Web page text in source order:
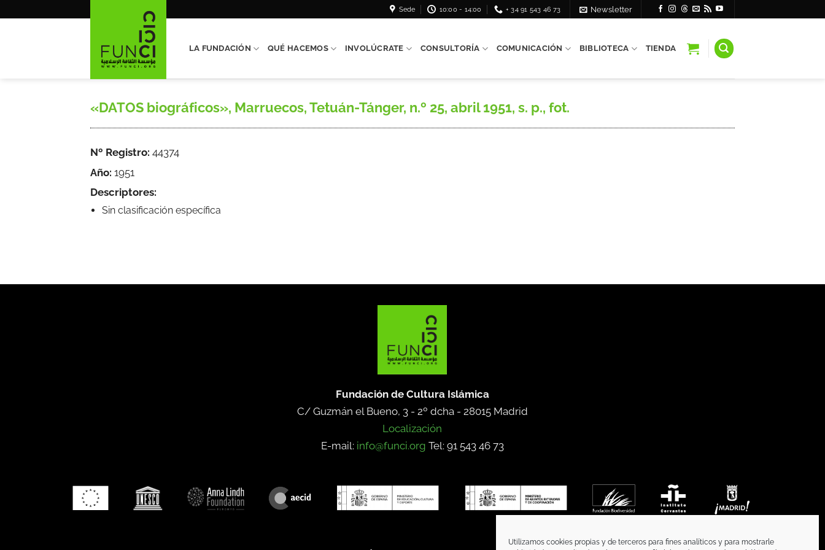
Utilizamos cookies propias y de terceros para fines analíticos y para mostrarle
Sede 10:00 - 14:00 + 34 91 543 46 73 Newsletter
LA FUNDACIÓN QUÉ HACEMOS INVOLÚCRATE CONSULTORÍA COMUNICACIÓN BIBLIOTECA TIENDA
«DATOS biográficos», Marruecos, Tetuán-Tánger, n.º 25, abril 1951, s. p., fot.
Nº Registro: 44374
Año: 1951
Descriptores:
Sin clasificación específica
Fundación de Cultura Islámica
C/ Guzmán el Bueno, 3 - 2º dcha - 28015 Madrid
Localización
E-mail: info@funci.org Tel: 91 543 46 73